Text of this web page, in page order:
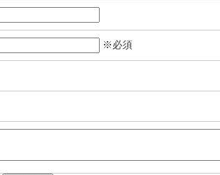
※必須